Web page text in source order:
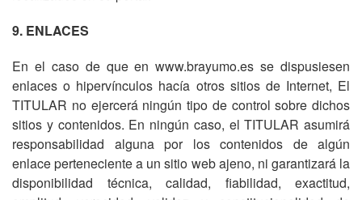
9. ENLACES
En el caso de que en www.brayumo.es se dispusiesen
enlaces o hipervínculos hacía otros sitios de Internet, El
TITULAR no ejercerá ningún tipo de control sobre dichos
sitios y contenidos. En ningún caso, el TITULAR asumirá
responsabilidad alguna por los contenidos de algún
enlace perteneciente a un sitio web ajeno, ni garantizará la
disponibilidad técnica, calidad, fiabilidad, exactitud,